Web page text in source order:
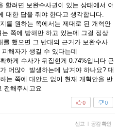
할려면 보완수사권이 있는 상태에서 어
대한 답을 줘야 한다고 생각합니다.
를 원하는 쪽에서는 제대로 된 개혁안
쪽에 방해만 하고 있는데 그걸 정상
를 했으면 그 반대의 근거가 보완수사
해자가 생길 수 있다는데
하게 수사가 뒤집힌게 0.74%입니다 근
더많이 발생하는데 남겨야 하나요? 대
는 쪽에 대안도 없이 현재 개혁안을 반
전해주시고요
0
0
신고 | 공감 확인